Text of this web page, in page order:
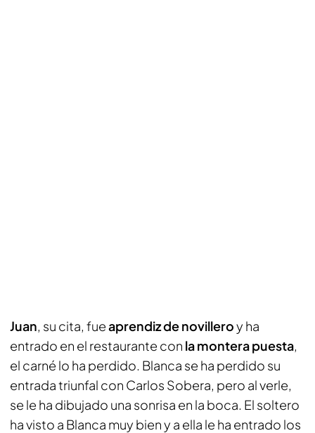
Juan, su cita, fueaprendiz de novilleroy ha
entrado en el restaurante con la montera puesta,
el carné lo ha perdido. Blanca se ha perdido su
entrada triunfal con Carlos Sobera, pero al verle,
se le ha dibujado una sonrisa en la boca. El soltero
ha visto a Blanca muy bien y a ella le ha entrado los